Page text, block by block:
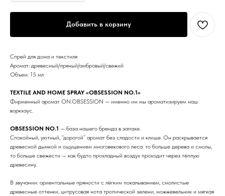
Добавить в корзину
Спрей для дома и текстиля
Аромат: древесный/пряный/амбровый/свежий
Объем: 15 мл
TEXTILE AND HOME SPRAY «OBSESSION NO.1»
Фирменный аромат ON.OBSESSION — именно им мы ароматизируем наш
воркхаус.
OBSESSION NO.1 — база нашего бренда в запахе.
Спокойный, уютный, “дорогой” аромат без сладости и клише. Он раскрывается
древесной дымкой и ощущением многовекового леса: то больше дерева и смолы,
то больше свежести — как будто прохладный воздух проходит через тёплую
древесину.
В звучании: ориентальные пряности с лёгким покалыванием, смолистые
древесные оттенки, цитрусовая нота тропической зелени, можжевельник и мягкая